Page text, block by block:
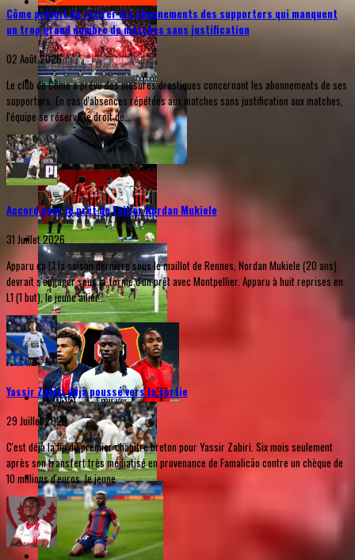
Côme prévoit de retirer les abonnements des supporters qui manquent
un trop grand nombre de matches sans justification
02 Août 2026
Le club de Côme a prévu des mesures drastiques concernant les abonnements de ses
supporters. En cas d'absences répétées aux matches sans justification aux matches,
l'équipe se réserve le droit de...
Accord pour le prêt de l'ailier Nordan Mukiele
31 Juillet 2026
Apparu en L1 la saison dernière sous le maillot de Rennes, Nordan Mukiele (20 ans)
devrait s'engager sous la forme d'un prêt avec Montpellier. Apparu à huit reprises en
L1 (1 but), le jeune ailier...
Yassir Zabiri déjà poussé vers la sortie
29 Juillet 2026
C'est déjà la fin du premier chapitre breton pour Yassir Zabiri. Six mois seulement
après son transfert très médiatisé en provenance de Famalicão contre un chèque de
10 millions d'euros, le jeune...